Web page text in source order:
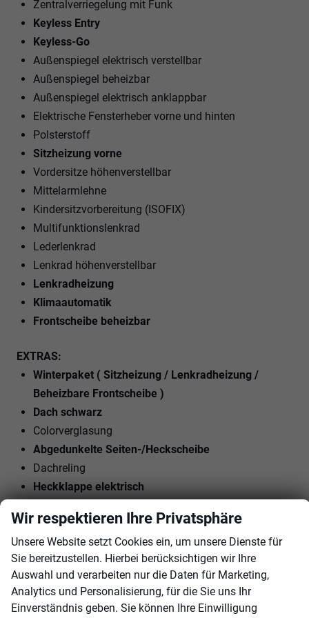
Zentralverriegelung mit Funk
Keyless Entry
Keyless-Go
Außenspiegel elektrisch verstellbar
Außenspiegel beheizbar
Außenspiegel elektrisch anklappbar
Elektrische Fensterheber vorne und hinten
Polsterstoff
Sitzheizung vorne
Vordersitze höhenverstellbar
Mittelarmlehne
Kindersitzvorbereitung (ISOFIX)
Multifunktionslenkrad
Lederlenkrad
Lenkrad höhenverstellbar
Lenkradheizung
Klimaautomatik
Frontscheibe beheizbar
EXTRAS:
Winterpaket ( Sitzheizung / Lenkradheizung /
Beheizbare Frontscheibe )
Dach schwarz
Colorverglasung
Abgedunkelte Seiten-/Heckscheibe
Dachreling
Heckklappe elektrisch
Metallic
19 Zoll LM-Felgen
Sommerreifen
LED-Tagfahrlicht
LED-Scheinwerfer
Wir respektieren Ihre Privatsphäre
Unsere Website setzt Cookies ein, um unsere Dienste für
Sie bereitzustellen. Hierbei berücksichtigen wir Ihre
Auswahl und verarbeiten nur die Daten für Marketing,
Analytics und Personalisierung, für die Sie uns Ihr
Einverständnis geben. Sie können Ihre Einwilligung